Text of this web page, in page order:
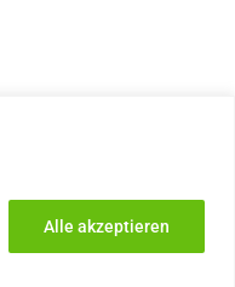
Alle akzeptieren
INSTAGRAM